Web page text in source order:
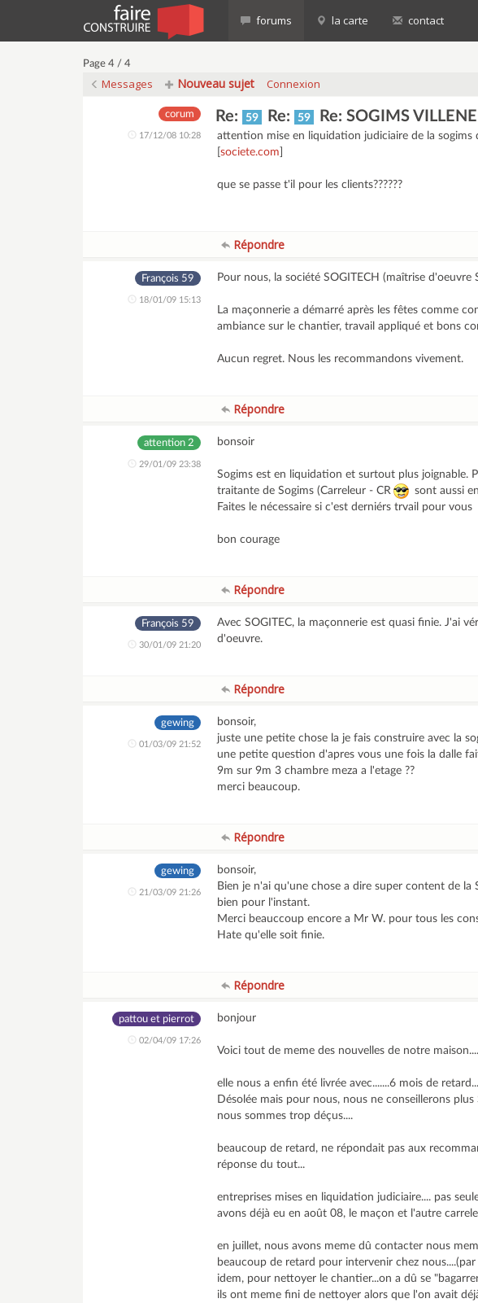
forums la carte contact
Page 4 / 4
Messages Nouveau sujet Connexion
corum
17/12/08 10:28
Re: 59 Re: 59 Re: SOGIMS
attention mise en liquidation judiciaire de la sogims
[societe.com
que se passe t'il pour les clients??????
Répondre
François 59
18/01/09 15:13
Pour nous, la société SOGITECH (maîtrise
La maçonnerie a démarré après les fêtes comme
ambiance sur le chantier, travail appliqué et bons
Aucun regret. Nous les recommandons vivement.
Répondre
attention 2
29/01/09 23:38
bonsoir
Sogims est en liquidation et surtout plus joignable.
traitante de Sogims (Carreleur - CR
sont aussi
Faites le nécessaire si c'est derniérs trvail pour vous
bon courage
Répondre
François 59
30/01/09 21:20
Avec SOGITEC, la maçonnerie est quasi finie. J'ai
d'oeuvre.
Répondre
gewing
01/03/09 21:52
bonsoir,
juste une petite chose la je fais construire avec la
une petite question d'apres vous une fois la dalle
9m sur 9m 3 chambre meza a l'etage ??
merci beaucoup.
Répondre
gewing
21/03/09 21:26
bonsoir,
Bien je n'ai qu'une chose a dire super content de
bien pour l'instant.
Merci beauccoup encore a Mr W. pour tous les
Hate qu'elle soit finie.
Répondre
pattou et pierrot
02/04/09 17:26
bonjour
Voici tout de meme des nouvelles de notre maison....
elle nous a enfin été livrée avec.......6 mois de
Désolée mais pour nous, nous ne conseillerons plus
nous sommes trop déçus....
beaucoup de retard, ne répondait pas aux
réponse du tout...
entreprises mises en liquidation judiciaire.... pas
avons déjà eu en août 08, le maçon et l'autre
en juillet, nous avons meme dû contacter nous
beaucoup de retard pour intervenir chez nous....(par
idem, pour nettoyer le chantier...on a dû se
ils ont meme fini de nettoyer alors que l'on avait